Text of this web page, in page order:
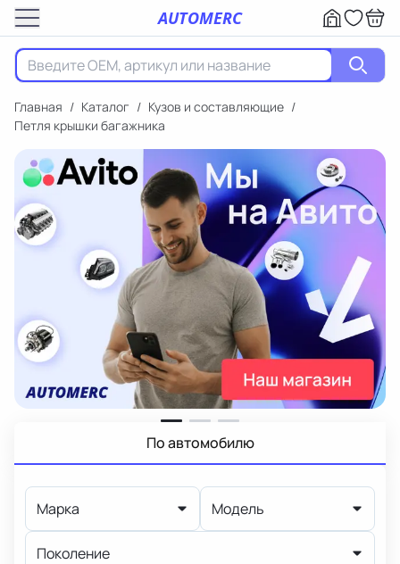
AUTOMERC
Главная / Каталог / Кузов и составляющие /
Петля крышки багажника
По автомобилю
Марка Модель
Поколение